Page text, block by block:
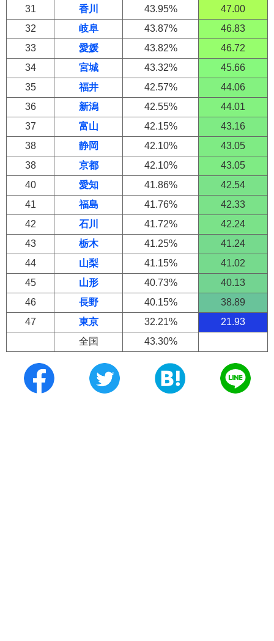
31 香川 43.95%
47.00
32
岐阜 43.87%
46.83
33
愛媛 43.82%
46.72
34
宮城 43.32%
45.66
35
福井 42.57%
44.06
36
新潟 42.55%
44.01
37
富山 42.15%
43.16
38
静岡 42.10%
43.05
38
京都 42.10%
43.05
40
愛知 41.86%
42.54
41
福島 41.76%
42.33
42
石川 41.72%
42.24
43
栃木 41.25%
41.24
44
山梨 41.15%
41.02
45
山形 40.73%
40.13
46
長野 40.15%
38.89
47
東京 32.21%
21.93
全国
43.30%